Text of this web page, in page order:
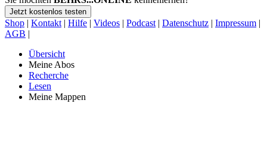
Jetzt kostenlos testen
Shop | Kontakt | Hilfe | Videos | Podcast | Datenschutz | Impressum |
AGB |
Übersicht
Meine Abos
Recherche
Lesen
Meine Mappen